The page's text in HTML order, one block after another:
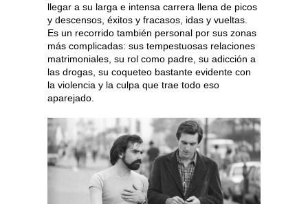
llegar a su larga e intensa carrera llena de picos
y descensos, éxitos y fracasos, idas y vueltas.
Es un recorrido también personal por sus zonas
más complicadas: sus tempestuosas relaciones
matrimoniales, su rol como padre, su adicción a
las drogas, su coqueteo bastante evidente con
la violencia y la culpa que trae todo eso
aparejado.